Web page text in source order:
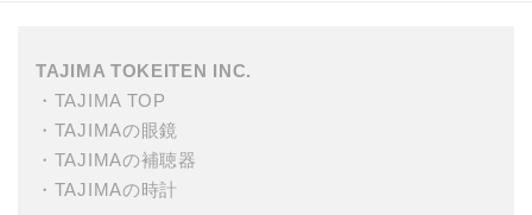
TAJIMA TOKEITEN INC.
・ TAJIMA TOP
・ TAJIMAの眼鏡
・ TAJIMAの補聴器
・ TAJIMAの時計